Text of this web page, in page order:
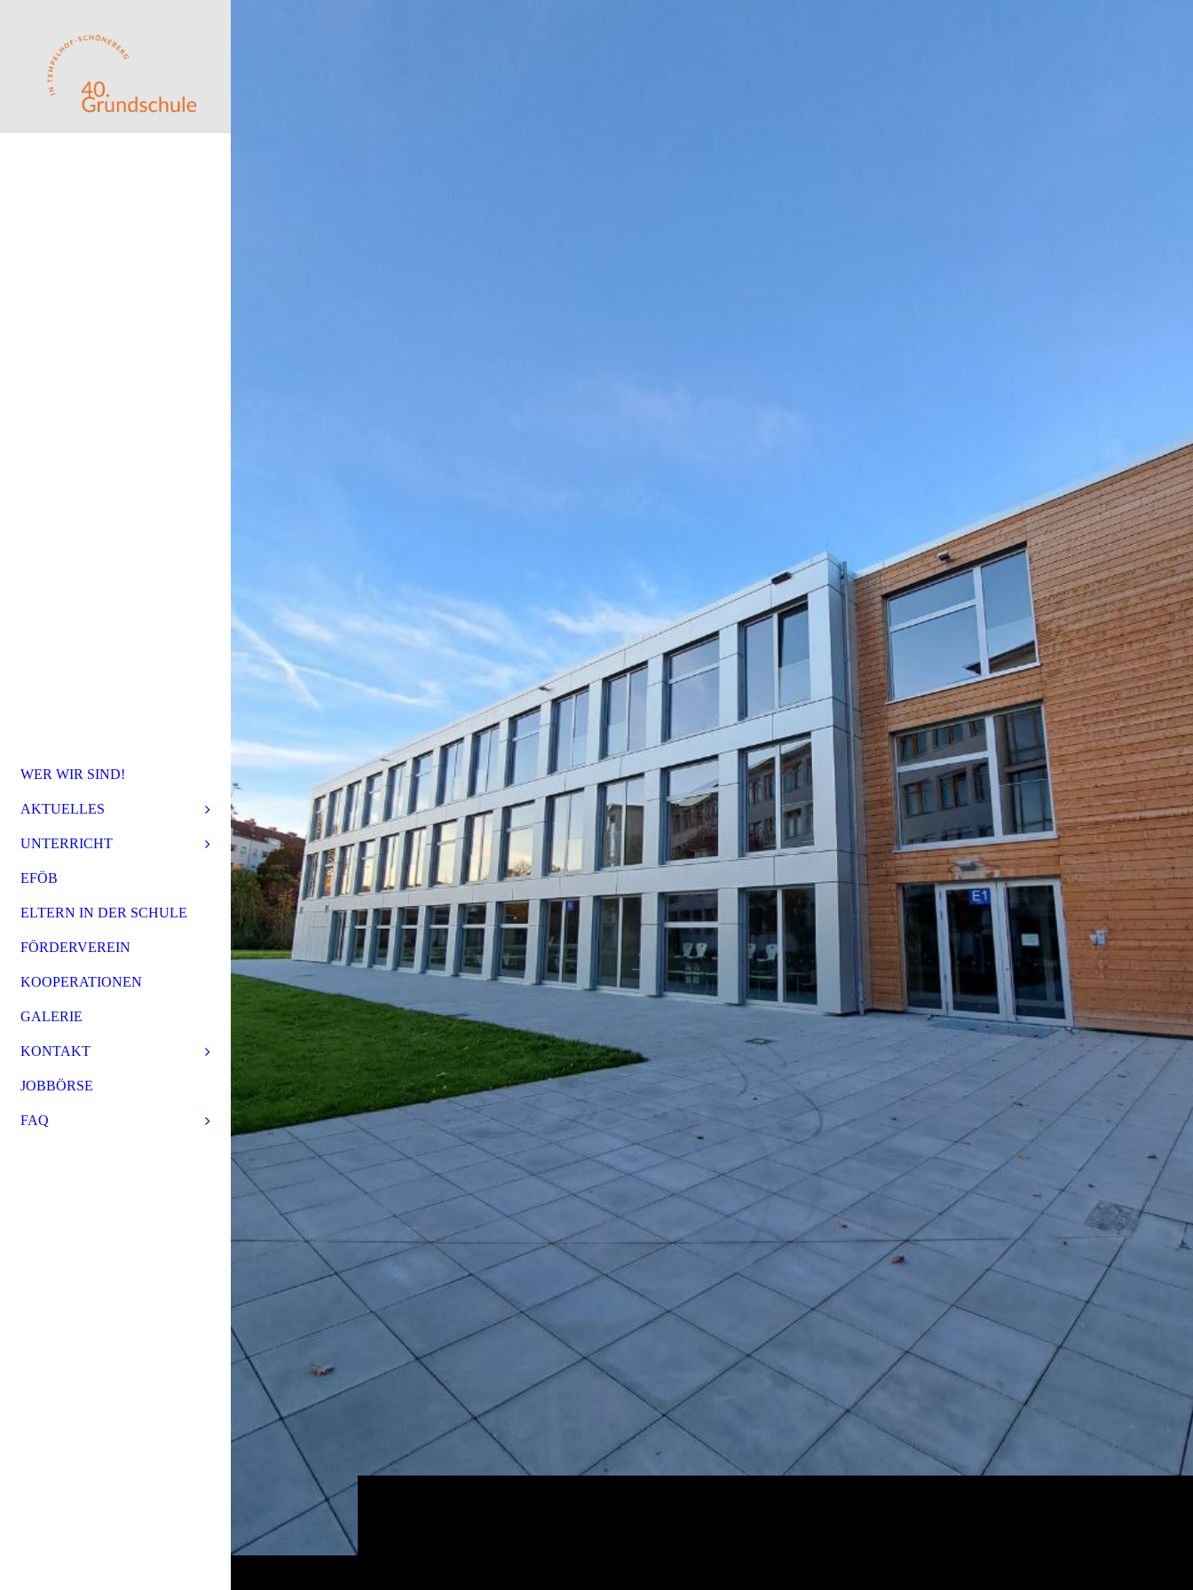
WER WIR SIND!
AKTUELLES
UNTERRICHT
EFÖB
ELTERN IN DER SCHULE
FÖRDERVEREIN
KOOPERATIONEN
GALERIE
KONTAKT
JOBBÖRSE
FAQ